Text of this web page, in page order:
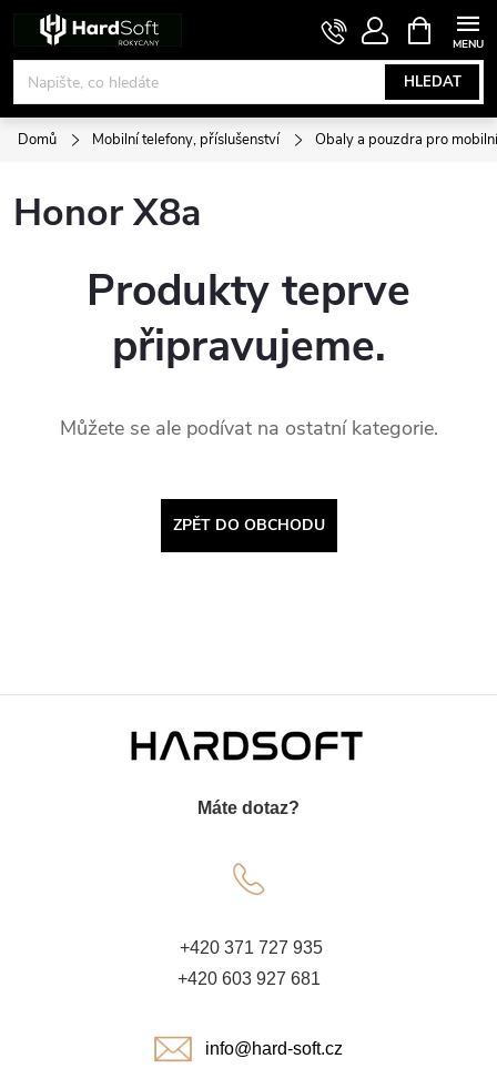
obsah
HLEDAT
NÁKUPNÍ
KOŠÍK
Domů Mobilní telefony, příslušenství Obaly a pouzdra pro
Honor X8a
Produkty teprve
připravujeme.
Můžete se ale podívat na ostatní kategorie.
ZPĚT DO OBCHODU
Máte dotaz?
+420 371 727 935
+420 603 927 681
info@hard-soft.cz